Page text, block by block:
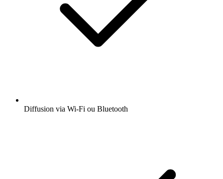
Diffusion via Wi-Fi ou Bluetooth